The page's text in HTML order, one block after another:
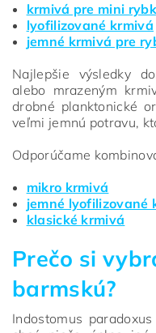
krmivá pre mini
lyofilizované krmivá
jemné krmivá pre
Najlepšie výsledky
alebo mrazeným
drobné planktonické
veľmi jemnú potravu,
Odporúčame
mikro krmivá
jemné lyofilizované
klasické krmivá
Prečo si
barmskú?
Indostomus